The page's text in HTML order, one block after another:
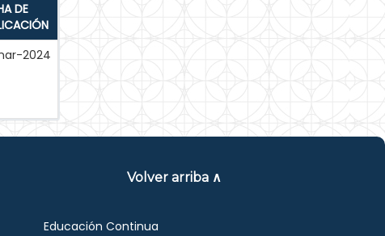
DE
2024
Volver arriba ∧
Educación Continua